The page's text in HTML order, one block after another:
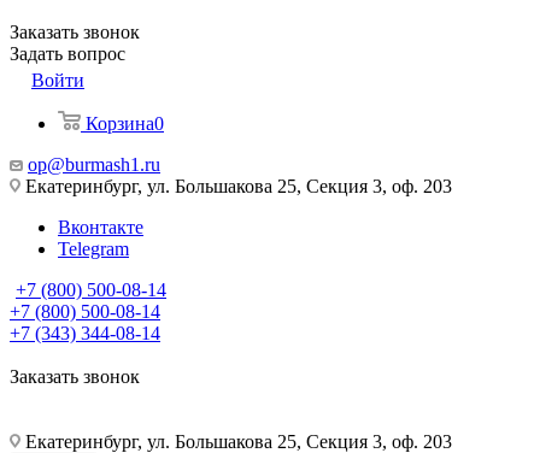
Заказать звонок
Задать вопрос
Войти
Корзина0
op@burmash1.ru
Екатеринбург, ул. Большакова 25, Секция 3, оф. 203
Вконтакте
Telegram
+7 (800) 500-08-14
+7 (800) 500-08-14
+7 (343) 344-08-14
Заказать звонок
Екатеринбург, ул. Большакова 25, Секция 3, оф. 203